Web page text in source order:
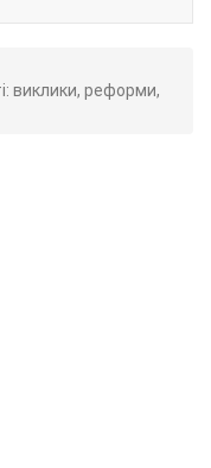
виклики, реформи,